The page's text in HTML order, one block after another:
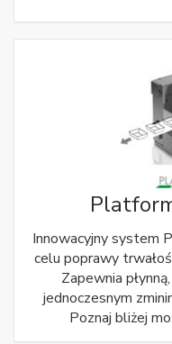
Innowacyjny system
celu poprawy
Zapewnia
jednoczesnym
Poznaj bliżej